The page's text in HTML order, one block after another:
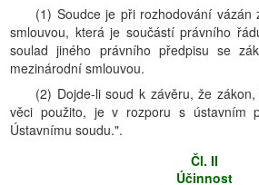
(1) Soudce je při rozhodování vázán
smlouvou, která je součástí právního
soulad jiného právního předpisu se
mezinárodní smlouvou.
(2) Dojde-li soud k závěru, že
věci použito, je v rozporu s ústavním
Ústavnímu soudu.".
Čl. II
Účinnost